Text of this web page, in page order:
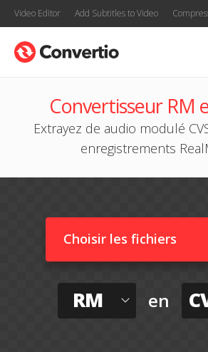
Video Editor Add Subtitles to Video
Convertisseur RM
Extrayez de audio modulé
enregistrements
Choisir les fichiers
RM en